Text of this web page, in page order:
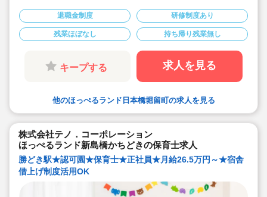
心！
◆時間外平均3時間。持ち帰り残業なし
◆年間休日は120日。有給休暇の消化もしっかり
出来る環境です。
めとした、ご家庭をお持ちの方や子育て中の方も
働きやすい職場づくりに力を入れています！
退職金制度 研修制度あり
残業ほぼなし 持ち帰り残業無し
キープする 求人を見る
他のほっぺるランド日本橋堀留町の求人を見る
株式会社テノ．コーポレーション
ほっぺるランド新島橋かちどきの保育士求人
勝どき駅★認可園★保育士★正社員★月給26.5万円～★宿舎
借上げ制度活用OK